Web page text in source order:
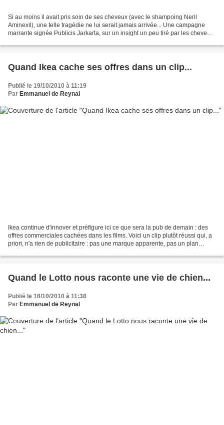
Si au moins il avait pris soin de ses cheveux (avec le shampoing Neril
Aminexil), une telle tragédie ne lui serait jamais arrivée... Une campagne
marrante signée Publicis Jarkarta, sur un insight un peu tiré par les cheveux.
Quand Ikea cache ses offres dans un clip...
Publié le 19/10/2010 à 11:19
Par Emmanuel de Reynal
Ikea continue d'innover et préfigure ici ce que sera la pub de demain : des
offres commerciales cachées dans les films. Voici un clip plutôt réussi qui, a
priori, n'a rien de publicitaire : pas une marque apparente, pas un plan
Quand le Lotto nous raconte une vie de chien...
Publié le 18/10/2010 à 11:38
Par Emmanuel de Reynal